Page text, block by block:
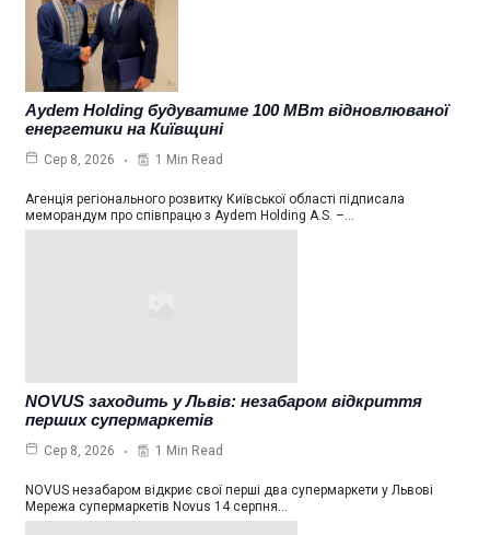
Aydem Holding будуватиме 100 МВт відновлюваної
енергетики на Київщині
Сер 8, 2026 1 Min Read
Агенція регіонального розвитку Київської області підписала
меморандум про співпрацю з Aydem Holding A.S. –…
NOVUS заходить у Львів: незабаром відкриття
перших супермаркетів
Сер 8, 2026 1 Min Read
NOVUS незабаром відкриє свої перші два супермаркети у Львові
Мережа супермаркетів Novus 14 серпня…